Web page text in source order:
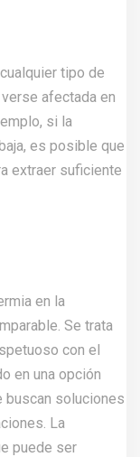
tipo de
afectada en
si la
es posible que
extraer suficiente
en la
Se trata
con el
en una opción
buscan soluciones
La
puede ser